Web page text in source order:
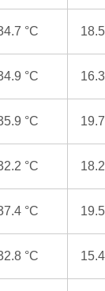
°C
°C
°C
°C
°C
°C